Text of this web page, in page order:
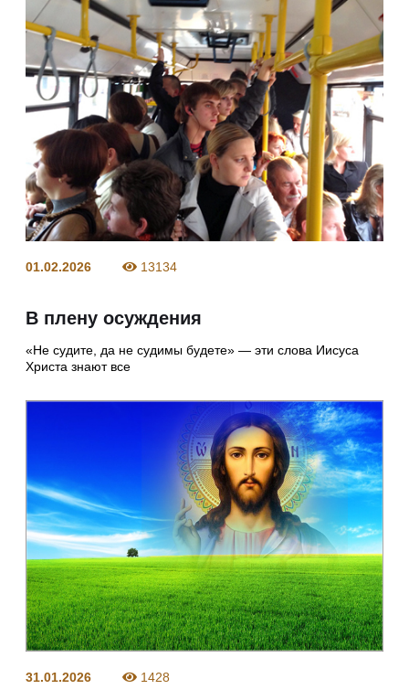
01.02.2026 13134
В плену осуждения
«Не судите, да не судимы будете» — эти слова Иисуса
Христа знают все
31.01.2026 1428